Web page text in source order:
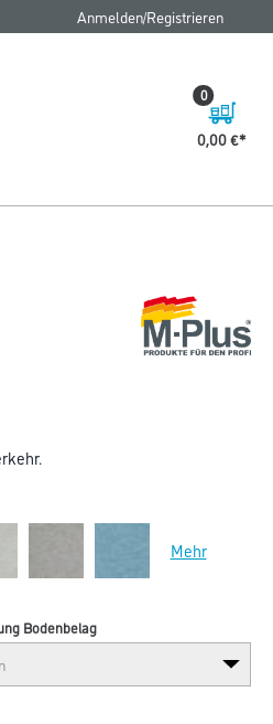
Anmelden/Registrieren
0,00 €
0
Mehr
Bodenbelag